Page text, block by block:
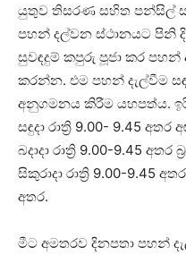
යුතුව තිසරණ සහිත පන්සිල්
පහන් දල්වන ස්‌ථානයට පිනි
සුවඳදුම් කපුරු පූජා කර පහන්
කරන්න. එම පහන් දැල්වීම
අනුගමනය කිරීම යහපත්ය.
සඳුදා රාත්‍රි 9.00- 9.45 අතර
බදාදා රාත්‍රි 9.00-9.45 අතර
සිකුරාදා රාත්‍රි 9.00-9.45
අතර.
මීට අමතරව දිනපතා පහන්